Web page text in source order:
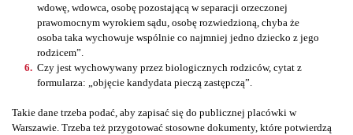
wdowę, wdowca, osobę pozostającą w separacji orzeczonej
prawomocnym wyrokiem sądu, osobę rozwiedzioną, chyba że
osoba taka wychowuje wspólnie co najmniej jedno dziecko z jego
rodzicem”.
Czy jest wychowywany przez biologicznych rodziców, cytat z
formularza: „objęcie kandydata pieczą zastępczą”.
Takie dane trzeba podać, aby zapisać się do publicznej placówki w
Warszawie. Trzeba też przygotować stosowne dokumenty, które potwierdzą